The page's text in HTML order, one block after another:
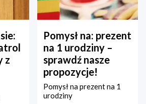
z
Pomysł na: prezent
na 1 urodziny –
sprawdź nasze
propozycje!
Pomysł na prezent na 1
urodziny